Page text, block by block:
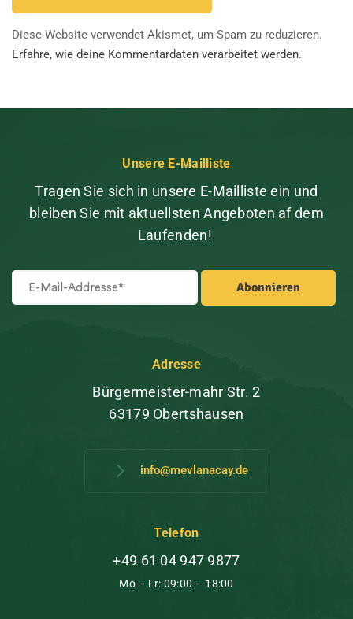
Diese Website verwendet Akismet, um Spam zu reduzieren.
Erfahre, wie deine Kommentardaten verarbeitet werden.
Unsere E-Mailliste
Tragen Sie sich in unsere E-Mailliste ein und
bleiben Sie mit aktuellsten Angeboten af dem
Laufenden!
Adresse
Bürgermeister-mahr Str. 2
63179 Obertshausen
info@mevlanacay.de
Telefon
+49 61 04 947 9877
Mo – Fr: 09:00 – 18:00